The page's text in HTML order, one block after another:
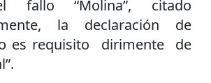
“Molina”, citado
la declaración de
es requisito dirimente de